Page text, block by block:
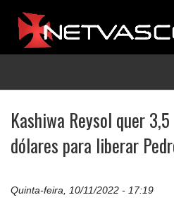
Kashiwa Reysol quer
dólares para liberar
Quinta-feira, 10/11/2022 - 17:19